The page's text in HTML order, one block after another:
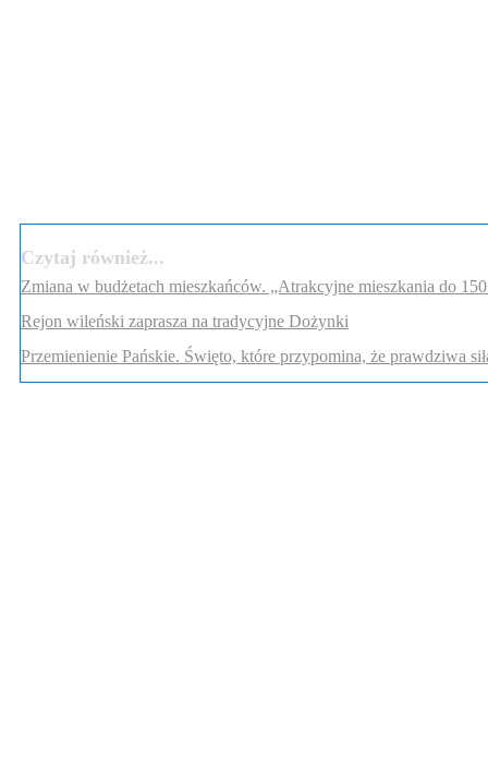
Czytaj również...
Zmiana w budżetach mieszkańców. „Atrakcyjne mieszkania do
Rejon wileński zaprasza na tradycyjne Dożynki
Przemienienie Pańskie. Święto, które przypomina, że prawdziwa